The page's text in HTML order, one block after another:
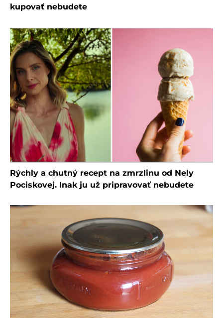
kupovať nebudete
Rýchly a chutný recept na zmrzlinu od Nely
Pociskovej. Inak ju už pripravovať nebudete